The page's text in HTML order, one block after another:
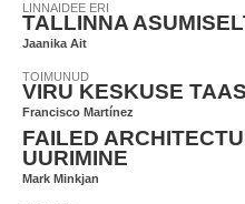
LINNAIDEE ERI
TALLINNA
Jaanika Ait
TOIMUNUD
VIRU KESKUSE
Francisco Martínez
FAILED
UURIMINE
Mark Minkjan